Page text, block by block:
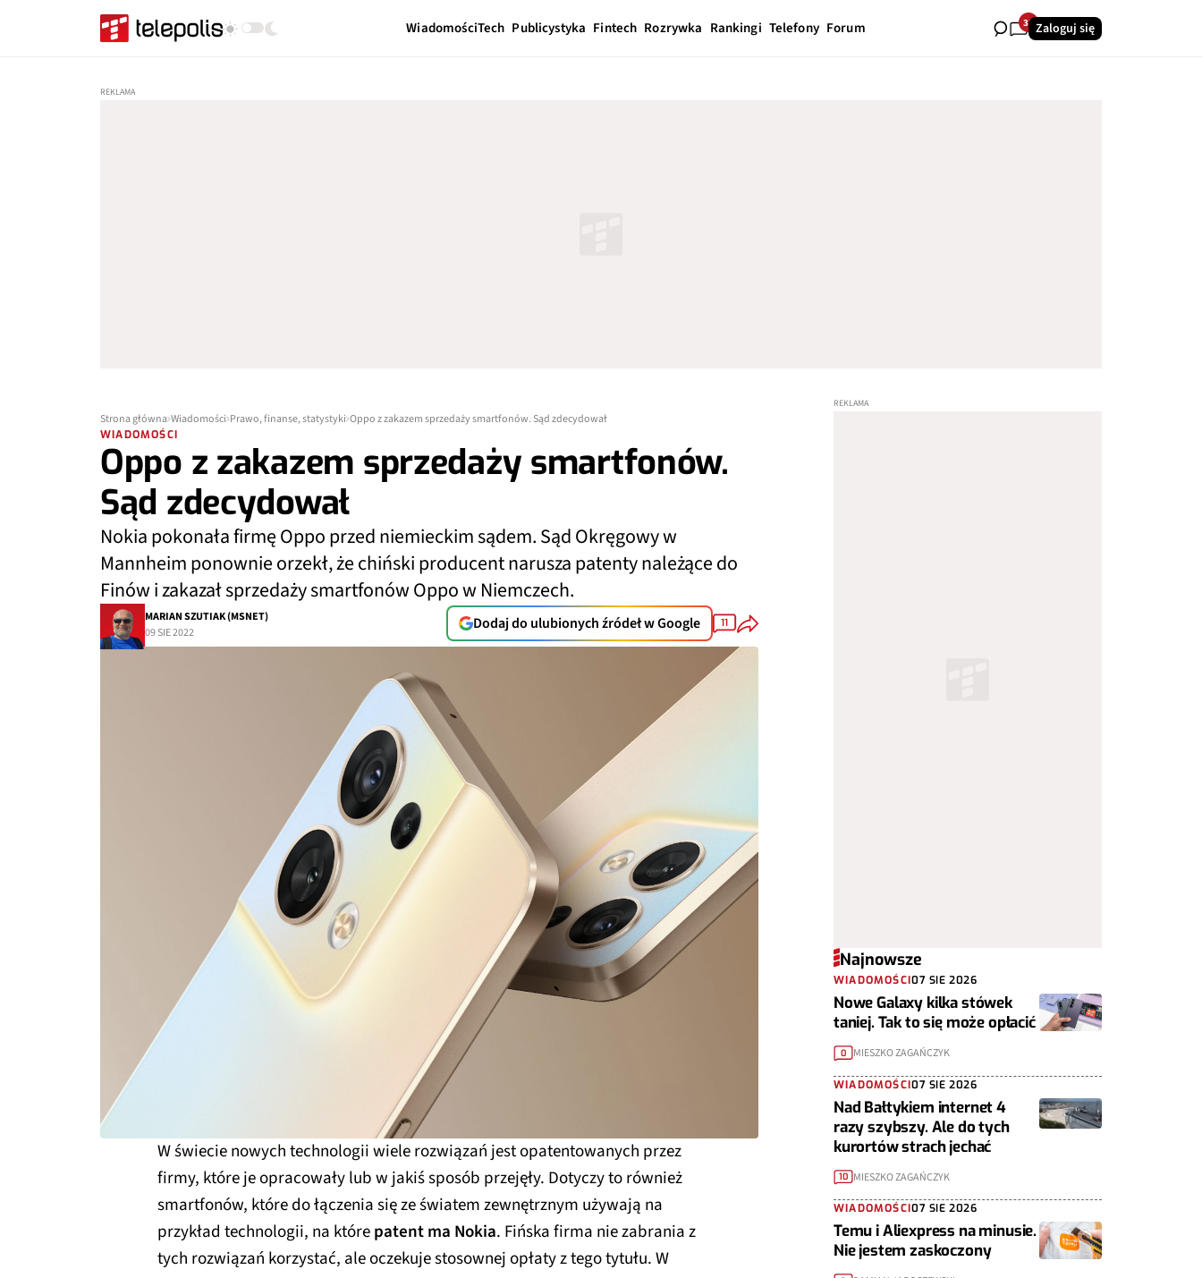
WiadomościTech Publicystyka Fintech Rozrywka Rankingi Telefony Forum 33Zaloguj się
Strona główna Wiadomości Prawo, finanse, statystyki Oppo z zakazem sprzedaży smartfonów. Sąd zdecydował
WIADOMOŚCI
Oppo z zakazem sprzedaży smartfonów.
Sąd zdecydował
Nokia pokonała firmę Oppo przed niemieckim sądem. Sąd Okręgowy w
Mannheim ponownie orzekł, że chiński producent narusza patenty należące do
Finów i zakazał sprzedaży smartfonów Oppo w Niemczech.
MARIAN SZUTIAK (MSNET)
09 SIE 2022
Dodaj do ulubionych źródeł w Google 11
W świecie nowych technologii wiele rozwiązań jest opatentowanych przez
firmy, które je opracowały lub w jakiś sposób przejęły. Dotyczy to również
smartfonów, które do łączenia się ze światem zewnętrznym używają na
przykład technologii, na którepatent ma Nokia. Fińska firma nie zabrania z
tych rozwiązań korzystać, ale oczekuje stosownej opłaty z tego tytułu. W
Najnowsze
WIADOMOŚCI07 SIE 2026
Nowe Galaxy kilka stówek
taniej. Tak to się może opłacić
0 MIESZKO ZAGAŃCZYK
WIADOMOŚCI07 SIE 2026
Nad Bałtykiem internet 4
razy szybszy. Ale do tych
kurortów strach jechać
10 MIESZKO ZAGAŃCZYK
WIADOMOŚCI07 SIE 2026
Temu i Aliexpress na minusie.
Nie jestem zaskoczony